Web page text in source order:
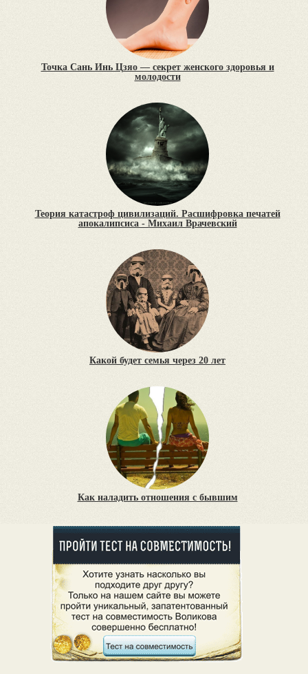
Точка Сань Инь Цзяо — секрет женского здоровья и
молодости
Теория катастроф цивилизаций. Расшифровка печатей
апокалипсиса - Михаил Врачевский
Какой будет семья через 20 лет
Как наладить отношения с бывшим